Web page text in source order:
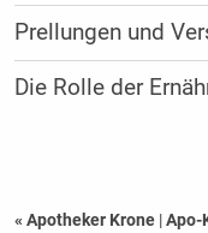
Prellungen und
Die Rolle der
« Apotheker Krone |Apo-